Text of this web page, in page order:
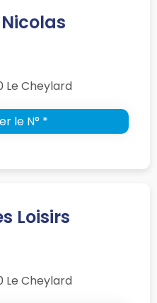
Le Cheylard
le N° *
Loisirs
Le Cheylard